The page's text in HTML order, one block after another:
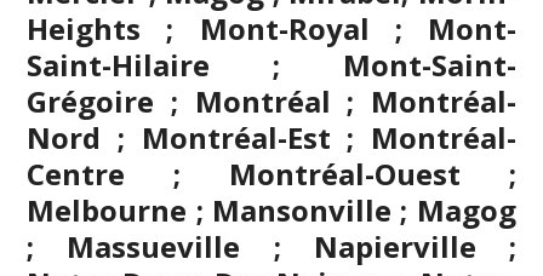
Heights ; Mont-Royal ; Mont-
Saint-Hilaire ; Mont-Saint-
Grégoire ; Montréal ; Montréal-
Nord ; Montréal-Est ; Montréal-
Centre ; Montréal-Ouest ;
Melbourne ; Mansonville ; Magog
; Massueville ; Napierville ;